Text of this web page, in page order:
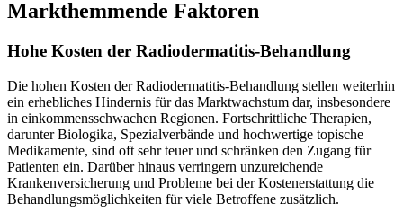
Markthemmende Faktoren
Hohe Kosten der Radiodermatitis-Behandlung
Die hohen Kosten der Radiodermatitis-Behandlung stellen weiterhin
ein erhebliches Hindernis für das Marktwachstum dar, insbesondere
in einkommensschwachen Regionen. Fortschrittliche Therapien,
darunter Biologika, Spezialverbände und hochwertige topische
Medikamente, sind oft sehr teuer und schränken den Zugang für
Patienten ein. Darüber hinaus verringern unzureichende
Krankenversicherung und Probleme bei der Kostenerstattung die
Behandlungsmöglichkeiten für viele Betroffene zusätzlich.